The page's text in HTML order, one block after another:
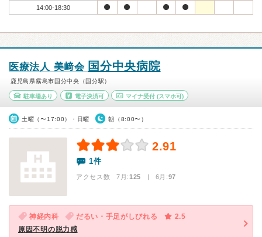
14:00-18:30
医療法人 美﨑会 国分中央病院
鹿児島県霧島市国分中央（国分駅）
駐車場あり 電子決済可 マイナ受付 (スマホ可)
土曜（〜17:00）・日曜 朝（8:00〜）
2.91
1件
アクセス数 7月:125 | 6月:97
神経内科 だるい・手足がしびれる
2.5
原因不明の脱力感